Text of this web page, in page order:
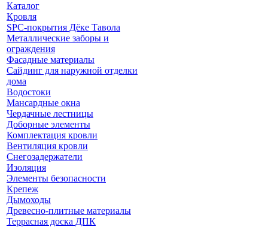
Каталог
Кровля
SPC-покрытия Дёке Тавола
Металлические заборы и
ограждения
Фасадные материалы
Сайдинг для наружной отделки
дома
Водостоки
Мансардные окна
Чердачные лестницы
Доборные элементы
Комплектация кровли
Вентиляция кровли
Снегозадержатели
Изоляция
Элементы безопасности
Крепеж
Дымоходы
Древесно-плитные материалы
Террасная доска ДПК